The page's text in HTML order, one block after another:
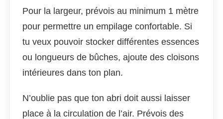
Pour la largeur, prévois au minimum 1 mètre
pour permettre un empilage confortable. Si
tu veux pouvoir stocker différentes essences
ou longueurs de bûches, ajoute des cloisons
intérieures dans ton plan.
N’oublie pas que ton abri doit aussi laisser
place à la circulation de l’air. Prévois des